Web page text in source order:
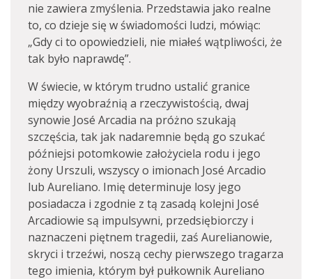
nie zawiera zmyślenia. Przedstawia jako realne
to, co dzieje się w świadomości ludzi, mówiąc:
„Gdy ci to opowiedzieli, nie miałeś wątpliwości, że
tak było naprawdę”.
W świecie, w którym trudno ustalić granice
między wyobraźnią a rzeczywistością, dwaj
synowie José Arcadia na próżno szukają
szczęścia, tak jak nadaremnie będą go szukać
późniejsi potomkowie założyciela rodu i jego
żony Urszuli, wszyscy o imionach José Arcadio
lub Aureliano. Imię determinuje losy jego
posiadacza i zgodnie z tą zasadą kolejni José
Arcadiowie są impulsywni, przedsiębiorczy i
naznaczeni piętnem tragedii, zaś Aurelianowie,
skryci i trzeźwi, noszą cechy pierwszego tragarza
tego imienia, którym był pułkownik Aureliano